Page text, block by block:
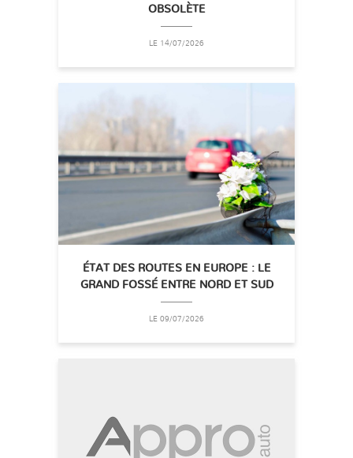
OBSOLÈTE
LE 14/07/2026
ÉTAT DES ROUTES EN EUROPE : LE
GRAND FOSSÉ ENTRE NORD ET SUD
LE 09/07/2026